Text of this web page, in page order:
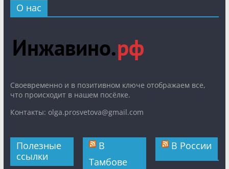
О нас
Cвоевременно и в позитивном ключе отображаем все,
что происходит в нашем посёлке.
Контакты: olga.prosvetova@gmail.com
Полезные
ссылки
В
Тамбове
В России